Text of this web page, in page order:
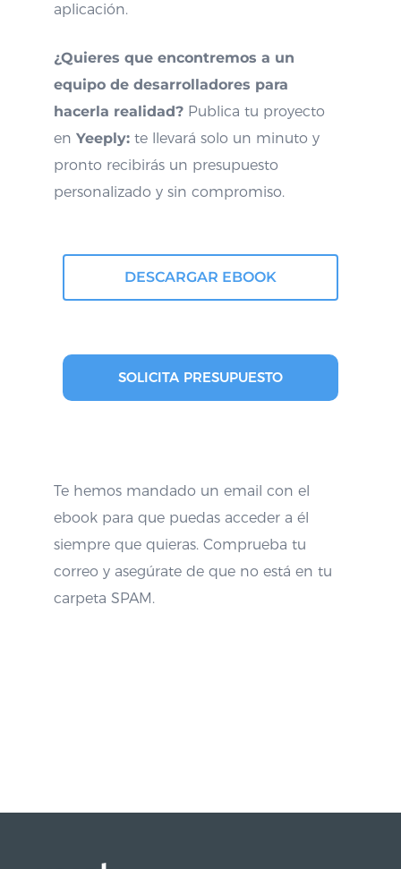
aplicación.
¿Quieres que encontremos a un
equipo de desarrolladores para
hacerla realidad? Publica tu proyecto
en Yeeply: te llevará solo un minuto y
pronto recibirás un presupuesto
personalizado y sin compromiso.
DESCARGAR EBOOK
SOLICITA PRESUPUESTO
Te hemos mandado un email con el
ebook para que puedas acceder a él
siempre que quieras. Comprueba tu
correo y asegúrate de que no está en tu
carpeta SPAM.